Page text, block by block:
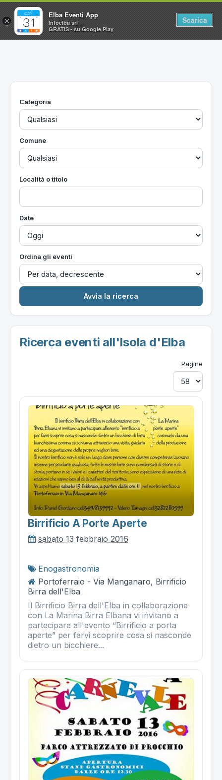
Home
Utilità
Categoria
Comune
Località o titolo
Date
Ordina gli eventi
Ricerca eventi all'Isola d'Elba
Pagine
Birrificio A Porte Aperte
sabato 13 febbraio 2016
Enogastronomia
Portoferraio - Via Manganaro, Birrificio
Birra dell'Elba
Il Birrificio Birra dell'Elba in collaborazione
con La Marina Birra Elbana vi invitano a
partecipare all'evento “Birrificio a porta
aperte” per farvi scoprire cosa si nasconde
dietro un bicchiere...
×
Elba Eventi App
Infoelba srl
GRATIS - su Google Play
Scarica